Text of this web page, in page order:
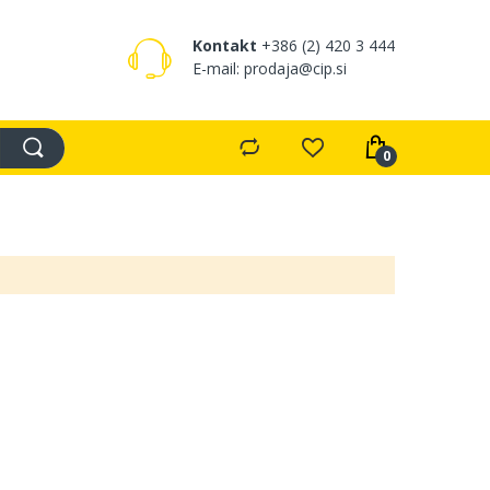
Kontakt +386 (2) 420 3 444
E-mail: prodaja@cip.si